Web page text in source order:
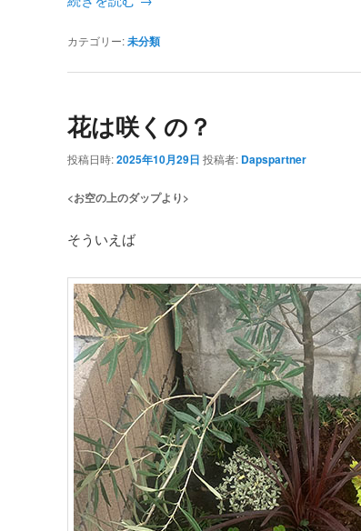
カテゴリー:未分類
花は咲くの？
投稿日時:2025年10月29日 投稿者: Dapspartner
<お空の上のダップより>
そういえば